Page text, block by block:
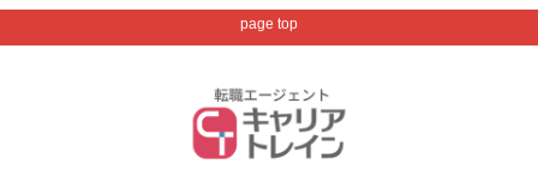
page top